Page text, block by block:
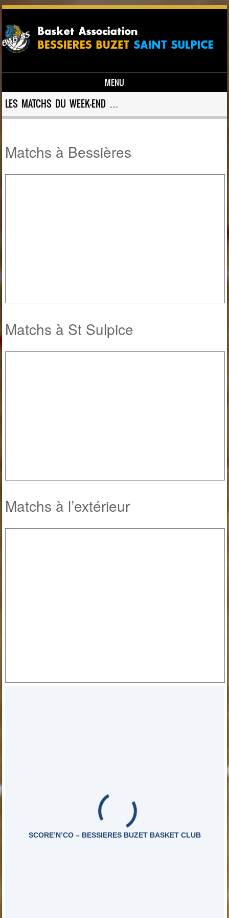
MENU
Skip to content
LES MATCHS DU WEEK-END …
Matchs à Bessières
Matchs à St Sulpice
Matchs à l’extérieur
SCORE’N’CO – BESSIERES BUZET BASKET CLUB